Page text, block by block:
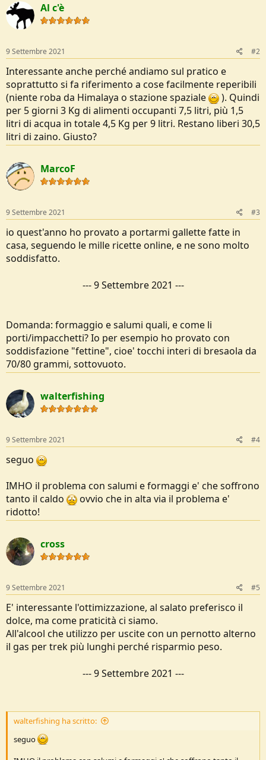
i
o
n
Al c'è
9 Settembre 2021 #2
Interessante anche perché andiamo sul pratico e
soprattutto si fa riferimento a cose facilmente reperibili
(niente roba da Himalaya o stazione spaziale
). Quindi
per 5 giorni 3 Kg di alimenti occupanti 7,5 litri, più 1,5
litri di acqua in totale 4,5 Kg per 9 litri. Restano liberi 30,5
litri di zaino. Giusto?
MarcoF
9 Settembre 2021 #3
io quest'anno ho provato a portarmi gallette fatte in
casa, seguendo le mille ricette online, e ne sono molto
soddisfatto.
---9 Settembre 2021 ---
Domanda: formaggio e salumi quali, e come li
porti/impacchetti? Io per esempio ho provato con
soddisfazione "fettine", cioe' tocchi interi di bresaola da
70/80 grammi, sottovuoto.
walterfishing
9 Settembre 2021 #4
seguo
IMHO il problema con salumi e formaggi e' che soffrono
tanto il caldo
ovvio che in alta via il problema e'
ridotto!
cross
9 Settembre 2021 #5
E' interessante l'ottimizzazione, al salato preferisco il
dolce, ma come praticità ci siamo.
All'alcool che utilizzo per uscite con un pernotto alterno
il gas per trek più lunghi perché risparmio peso.
---9 Settembre 2021 ---
walterfishing ha scritto:
seguo